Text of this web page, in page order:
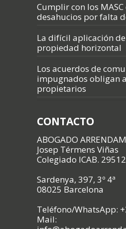
Cumplir con los MASC
desahucios por falta
La difícil aplicación de
propiedad horizontal
Los acuerdos de
impugnados obligan
propietarios
CONTACTO
ABOGADO
Josep Térmens Viñas
Colegiado ICAB. 29512
Sardenya, 397, 3º 4ª
08025 Barcelona
Teléfono/WhatsApp:
Mail: